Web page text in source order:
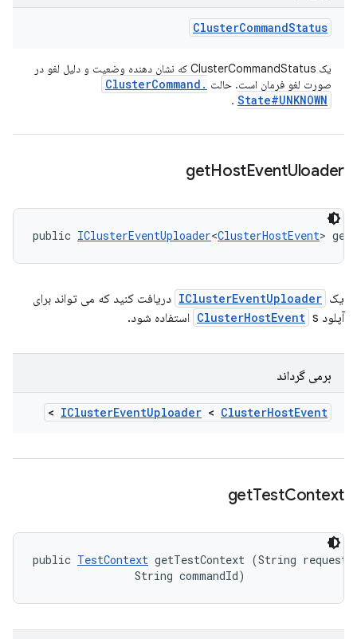
ClusterCommandStatus
یک ClusterCommandStatus که نشان دهنده وضعیت و دلیل لغو در
صورت لغو فرمان است. حالت
ClusterCommand .
State#UNKNOWN
.
getHostEventUloader
public IClusterEventUploader<ClusterHostEvent>
یک IClusterEventUploader دریافت کنید که می تواند برای
آپلود
ClusterHostEvent s استفاده شود.
برمی گرداند
IClusterEventUploader < ClusterHostEvent
>
getTestContext
public TestContext getTestContext (String
                String commandId)